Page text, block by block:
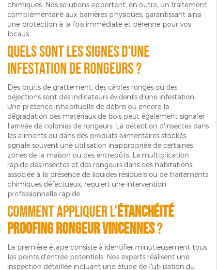
chimiques. Nos solutions apportent, en outre, un traitement
complémentaire aux barrières physiques, garantissant ainsi
une protection à la fois immédiate et pérenne pour vos
locaux.
Quels sont les signes d'une
infestation de rongeurs ?
Des bruits de grattement, des câbles rongés ou des
déjections sont des indicateurs évidents d'une infestation.
Une présence inhabituelle de débris ou encore la
dégradation des matériaux de bois peut également signaler
l'arrivée de colonies de rongeurs. La détection d'insectes dans
les aliments ou dans des produits alimentaires stockés
signale souvent une utilisation inappropriée de certaines
zones de la maison ou des entrepôts. La multiplication
rapide des insectes et des rongeurs dans des habitations,
associée à la présence de liquides résiduels ou de traitements
chimiques défectueux, requiert une intervention
professionnelle rapide.
Comment appliquer l'étanchéité
proofing rongeur Vincennes?
La première étape consiste à identifier minutieusement tous
les points d'entrée potentiels. Nos experts réalisent une
inspection détaillée incluant une étude de l'utilisation du